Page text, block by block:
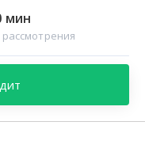
мин